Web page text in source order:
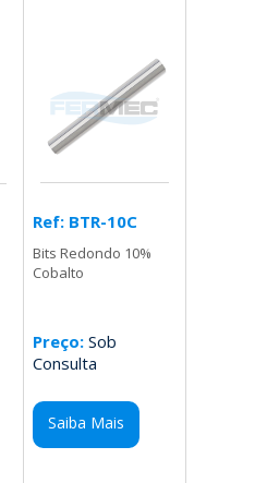
Ref: BTR-10C
Bits Redondo 10%
Cobalto
Preço:Sob
Consulta
Saiba Mais